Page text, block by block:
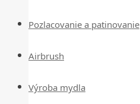
Pozlacovanie a patinovanie
Airbrush
Výroba mydla